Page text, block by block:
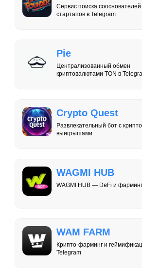
Сервис поиска
стартапов в Telegram
Pie
Централизованный обмен
криптовалютами TON в
Crypto Quest
Развлекательный бот с
выигрышами
WAGMI HUB
WAGMI HUB — DeFi и
WAM FARM
Крипто-фарминг и
Telegram